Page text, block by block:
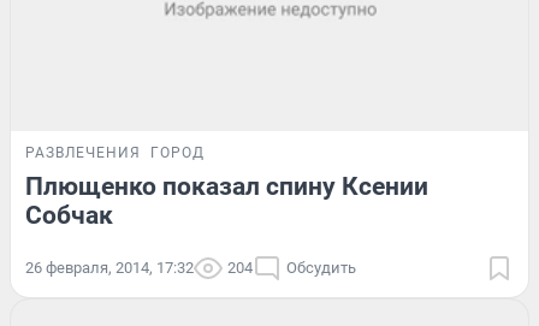
РАЗВЛЕЧЕНИЯ ГОРОД
Плющенко показал спину Ксении
Собчак
26 февраля, 2014, 17:32 204 Обсудить